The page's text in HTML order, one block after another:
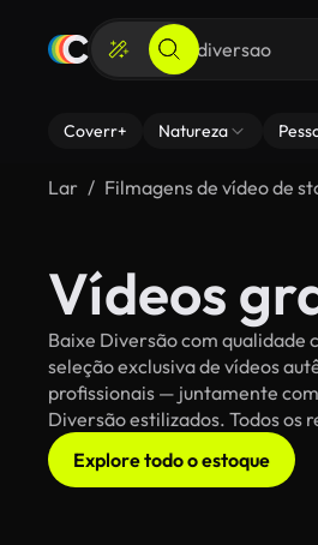
Coverr+ Natureza
Lar Filmagens de vídeo de
Vídeos
Baixe Diversão com qualidade
seleção exclusiva de vídeos
profissionais — juntamente
Diversão estilizados. Todos os
Explore todo o estoque